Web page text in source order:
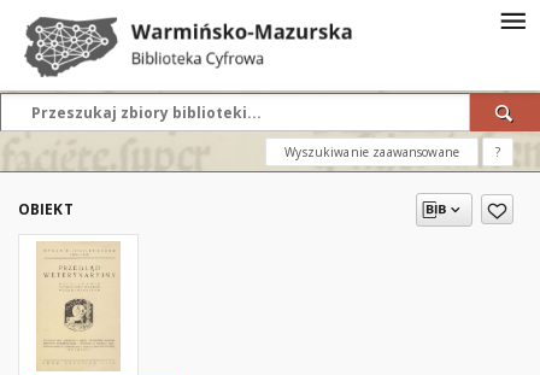
Wyszukiwanie zaawansowane ?
OBIEKT